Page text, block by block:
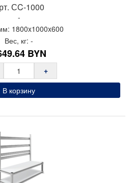
СC-1000
-
1800x1000x600
Вес, кг: -
BYN
+
В корзину